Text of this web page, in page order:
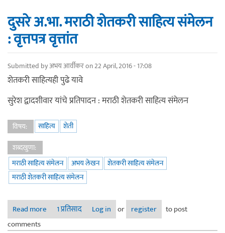
दुसरे अ.भा. मराठी शेतकरी साहित्य संमेलन
: वृत्तपत्र वृत्तांत
Submitted byअभय आर्वीकरon 22 April, 2016 - 17:08
शेतकरी साहित्यही पुढे यावे
सुरेश द्वादशीवार यांचे प्रतिपादन : मराठी शेतकरी साहित्य संमेलन
विषय: साहित्य
शेती
शब्दखुणा:
मराठी साहित्य संमेलन
अभय लेखन
शेतकरी साहित्य संमेलन
मराठी शेतकरी साहित्य संमेलन
Read more about दुसरे अ.भा. मराठी शेतकरी साहित्य संमेलन : वृत्तपत्र वृत्तांत
1 प्रतिसाद Log in or register
to post
comments